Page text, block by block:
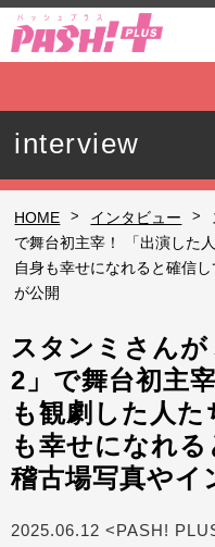
interview
HOME > インタビュー >
で舞台初主宰！ 「出演した
自身も幸せになれると確信
が公開
スタンミさん
2」で舞台初主
も観劇した人
も幸せになれる
稽古場写真やイ
2025.06.12 <PASH!